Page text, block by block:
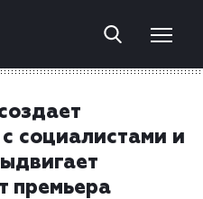
социалистами и
премьера